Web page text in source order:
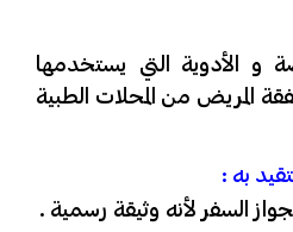
و الأدوية التي يستخدمها
المريض من المحلات الطبية
به :
السفر لأنه وثيقة رسمية .